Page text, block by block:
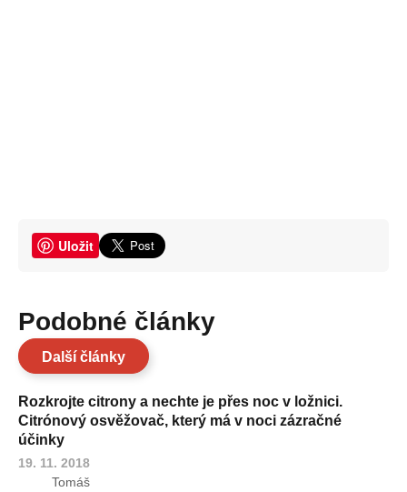
Uložit
Podobné články
Další články
Rozkrojte citrony a nechte je přes noc v ložnici.
Citrónový osvěžovač, který má v noci zázračné
účinky
19. 11. 2018
Tomáš